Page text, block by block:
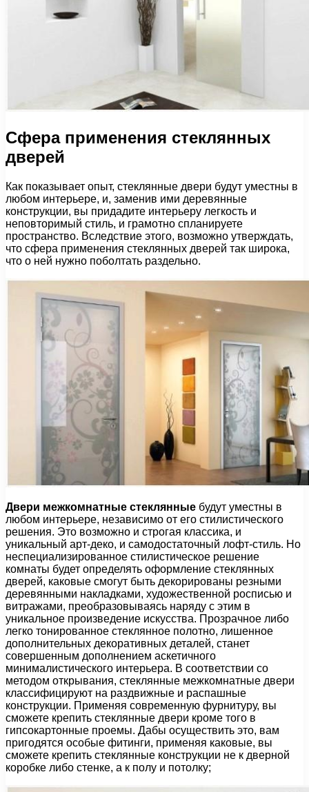
Сфера применения стеклянных
дверей
Как показывает опыт, стеклянные двери будут уместны в
любом интерьере, и, заменив ими деревянные
конструкции, вы придадите интерьеру легкость и
неповторимый стиль, и грамотно спланируете
пространство. Вследствие этого, возможно утверждать,
что сфера применения стеклянных дверей так широка,
что о ней нужно поболтать раздельно.
Двери межкомнатные стеклянные будут уместны в
любом интерьере, независимо от его стилистического
решения. Это возможно и строгая классика, и
уникальный арт-деко, и самодостаточный лофт-стиль. Но
неспециализированное стилистическое решение
комнаты будет определять оформление стеклянных
дверей, каковые смогут быть декорированы резными
деревянными накладками, художественной росписью и
витражами, преобразовываясь наряду с этим в
уникальное произведение искусства. Прозрачное либо
легко тонированное стеклянное полотно, лишенное
дополнительных декоративных деталей, станет
совершенным дополнением аскетичного
минималистического интерьера. В соответствии со
методом открывания, стеклянные межкомнатные двери
классифицируют на раздвижные и распашные
конструкции. Применяя современную фурнитуру, вы
сможете крепить стеклянные двери кроме того в
гипсокартонные проемы. Дабы осуществить это, вам
пригодятся особые фитинги, применяя каковые, вы
сможете крепить стеклянные конструкции не к дверной
коробке либо стенке, а к полу и потолку;